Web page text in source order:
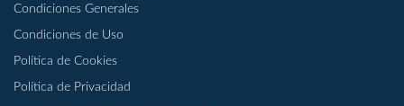
Condiciones Generales
Condiciones de Uso
Política de Cookies
Política de Privacidad